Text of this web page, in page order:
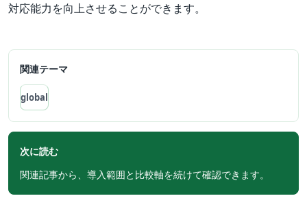
対応能力を向上させることができます。
関連テーマ
global
次に読む
関連記事から、導入範囲と比較軸を続けて確認できます。